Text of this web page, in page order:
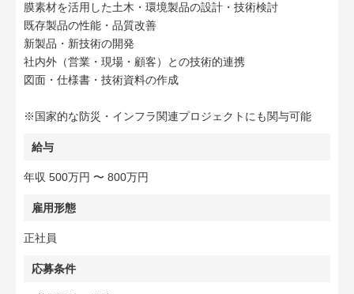
膜素材を活用した土木・環境製品の設計・技術検討
既存製品の性能・品質改善
新製品・新技術の開発
社内外（営業・現場・顧客）との技術的連携
図面・仕様書・技術資料の作成
※国家的な防災・インフラ関連プロジェクトにも関与可能
給与
年収 500万円 〜 800万円
雇用形態
正社員
応募条件